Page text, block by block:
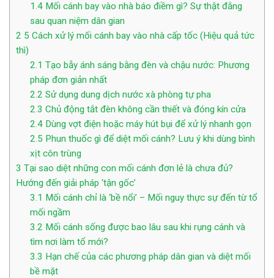
1.4Mối cánh bay vào nhà báo điềm gì? Sự thật đằng
sau quan niệm dân gian
2 5 Cách xử lý mối cánh bay vào nhà cấp tốc (Hiệu quả tức
thì)
2.1 Tạo bẫy ánh sáng bằng đèn và chậu nước: Phương
pháp đơn giản nhất
2.2 Sử dụng dung dịch nước xà phòng tự pha
2.3 Chủ động tắt đèn không cần thiết và đóng kín cửa
2.4Dùng vợt điện hoặc máy hút bụi để xử lý nhanh gọn
2.5 Phun thuốc gì để diệt mối cánh? Lưu ý khi dùng bình
xịt côn trùng
3 Tại sao diệt những con mối cánh đơn lẻ là chưa đủ?
Hướng đến giải pháp ‘tận gốc’
3.1 Mối cánh chỉ là ‘bề nổi’ – Mối nguy thực sự đến từ tổ
mối ngầm
3.2 Mối cánh sống được bao lâu sau khi rụng cánh và
tìm nơi làm tổ mới?
3.3 Hạn chế của các phương pháp dân gian và diệt mối
bề mặt